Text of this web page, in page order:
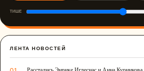
ТИШЕ
ЛЕНТА НОВОСТЕЙ